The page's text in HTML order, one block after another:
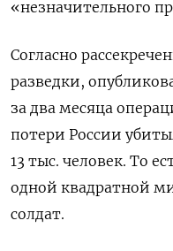
«незначительного
Согласно
разведки,
за два месяца
потери России
13 тыс. человек. То
одной квадратной
солдат.